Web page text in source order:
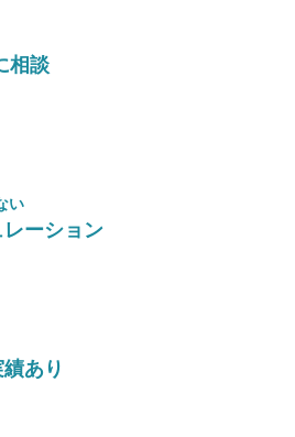
相談
い
ーション
あり